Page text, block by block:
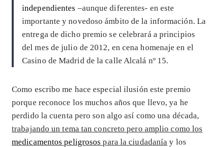
independientes –aunque diferentes- en este
importante y novedoso ámbito de la información. La
entrega de dicho premio se celebrará a principios
del mes de julio de 2012, en cena homenaje en el
Casino de Madrid de la calle Alcalá nº 15.
Como escribo me hace especial ilusión este premio
porque reconoce los muchos años que llevo, ya he
perdido la cuenta pero son algo así como una década,
trabajando un tema tan concreto pero amplio como los
medicamentos peligrosos para la ciudadanía y los